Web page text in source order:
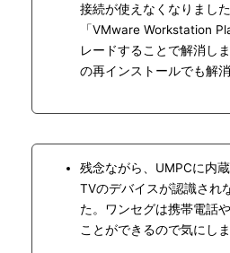
接続が使えなくなりまし
「VMware Workstation
レードすることで解消し
の再インストールでも解
残念ながら、UMPCに内
TVのデバイスが認識され
た。ワンセグは携帯電話
ことができるので気にしま